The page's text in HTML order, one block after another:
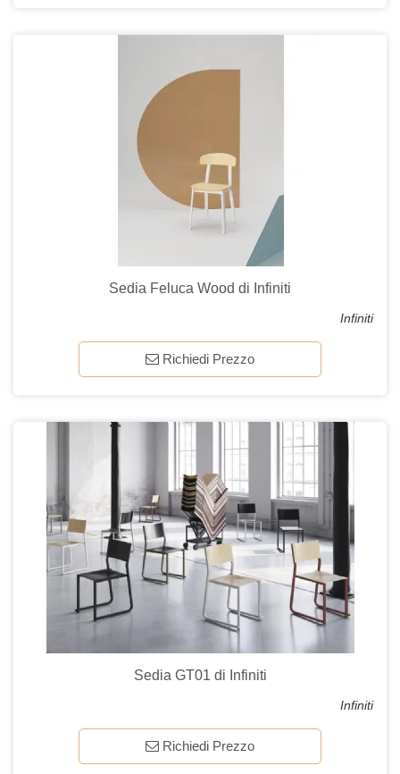
Sedia Feluca Wood di Infiniti
Infiniti
Richiedi Prezzo
Sedia GT01 di Infiniti
Infiniti
Richiedi Prezzo